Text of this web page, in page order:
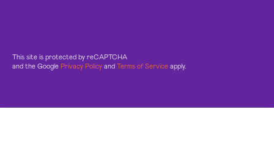
This site is protected by reCAPTCHA
and the Google Privacy Policy and Terms of Service apply.